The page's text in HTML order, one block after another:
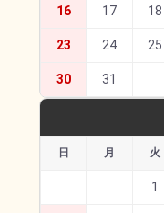
16 17 18
23 24 25
30 31
日 月 火
1